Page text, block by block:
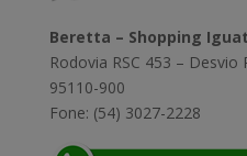
Beretta – Shopping
Rodovia RSC 453 – Desvio
95110-900
Fone: (54) 3027-2228